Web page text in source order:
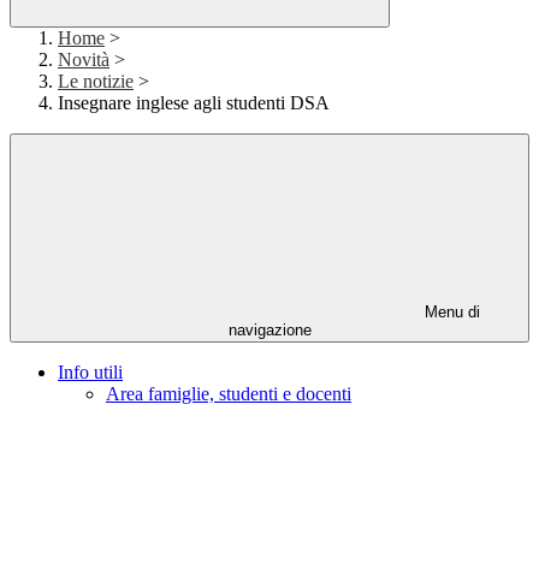
Home >
Novità >
Le notizie >
Insegnare inglese agli studenti DSA
Menu di
navigazione
Info utili
Area famiglie, studenti e docenti